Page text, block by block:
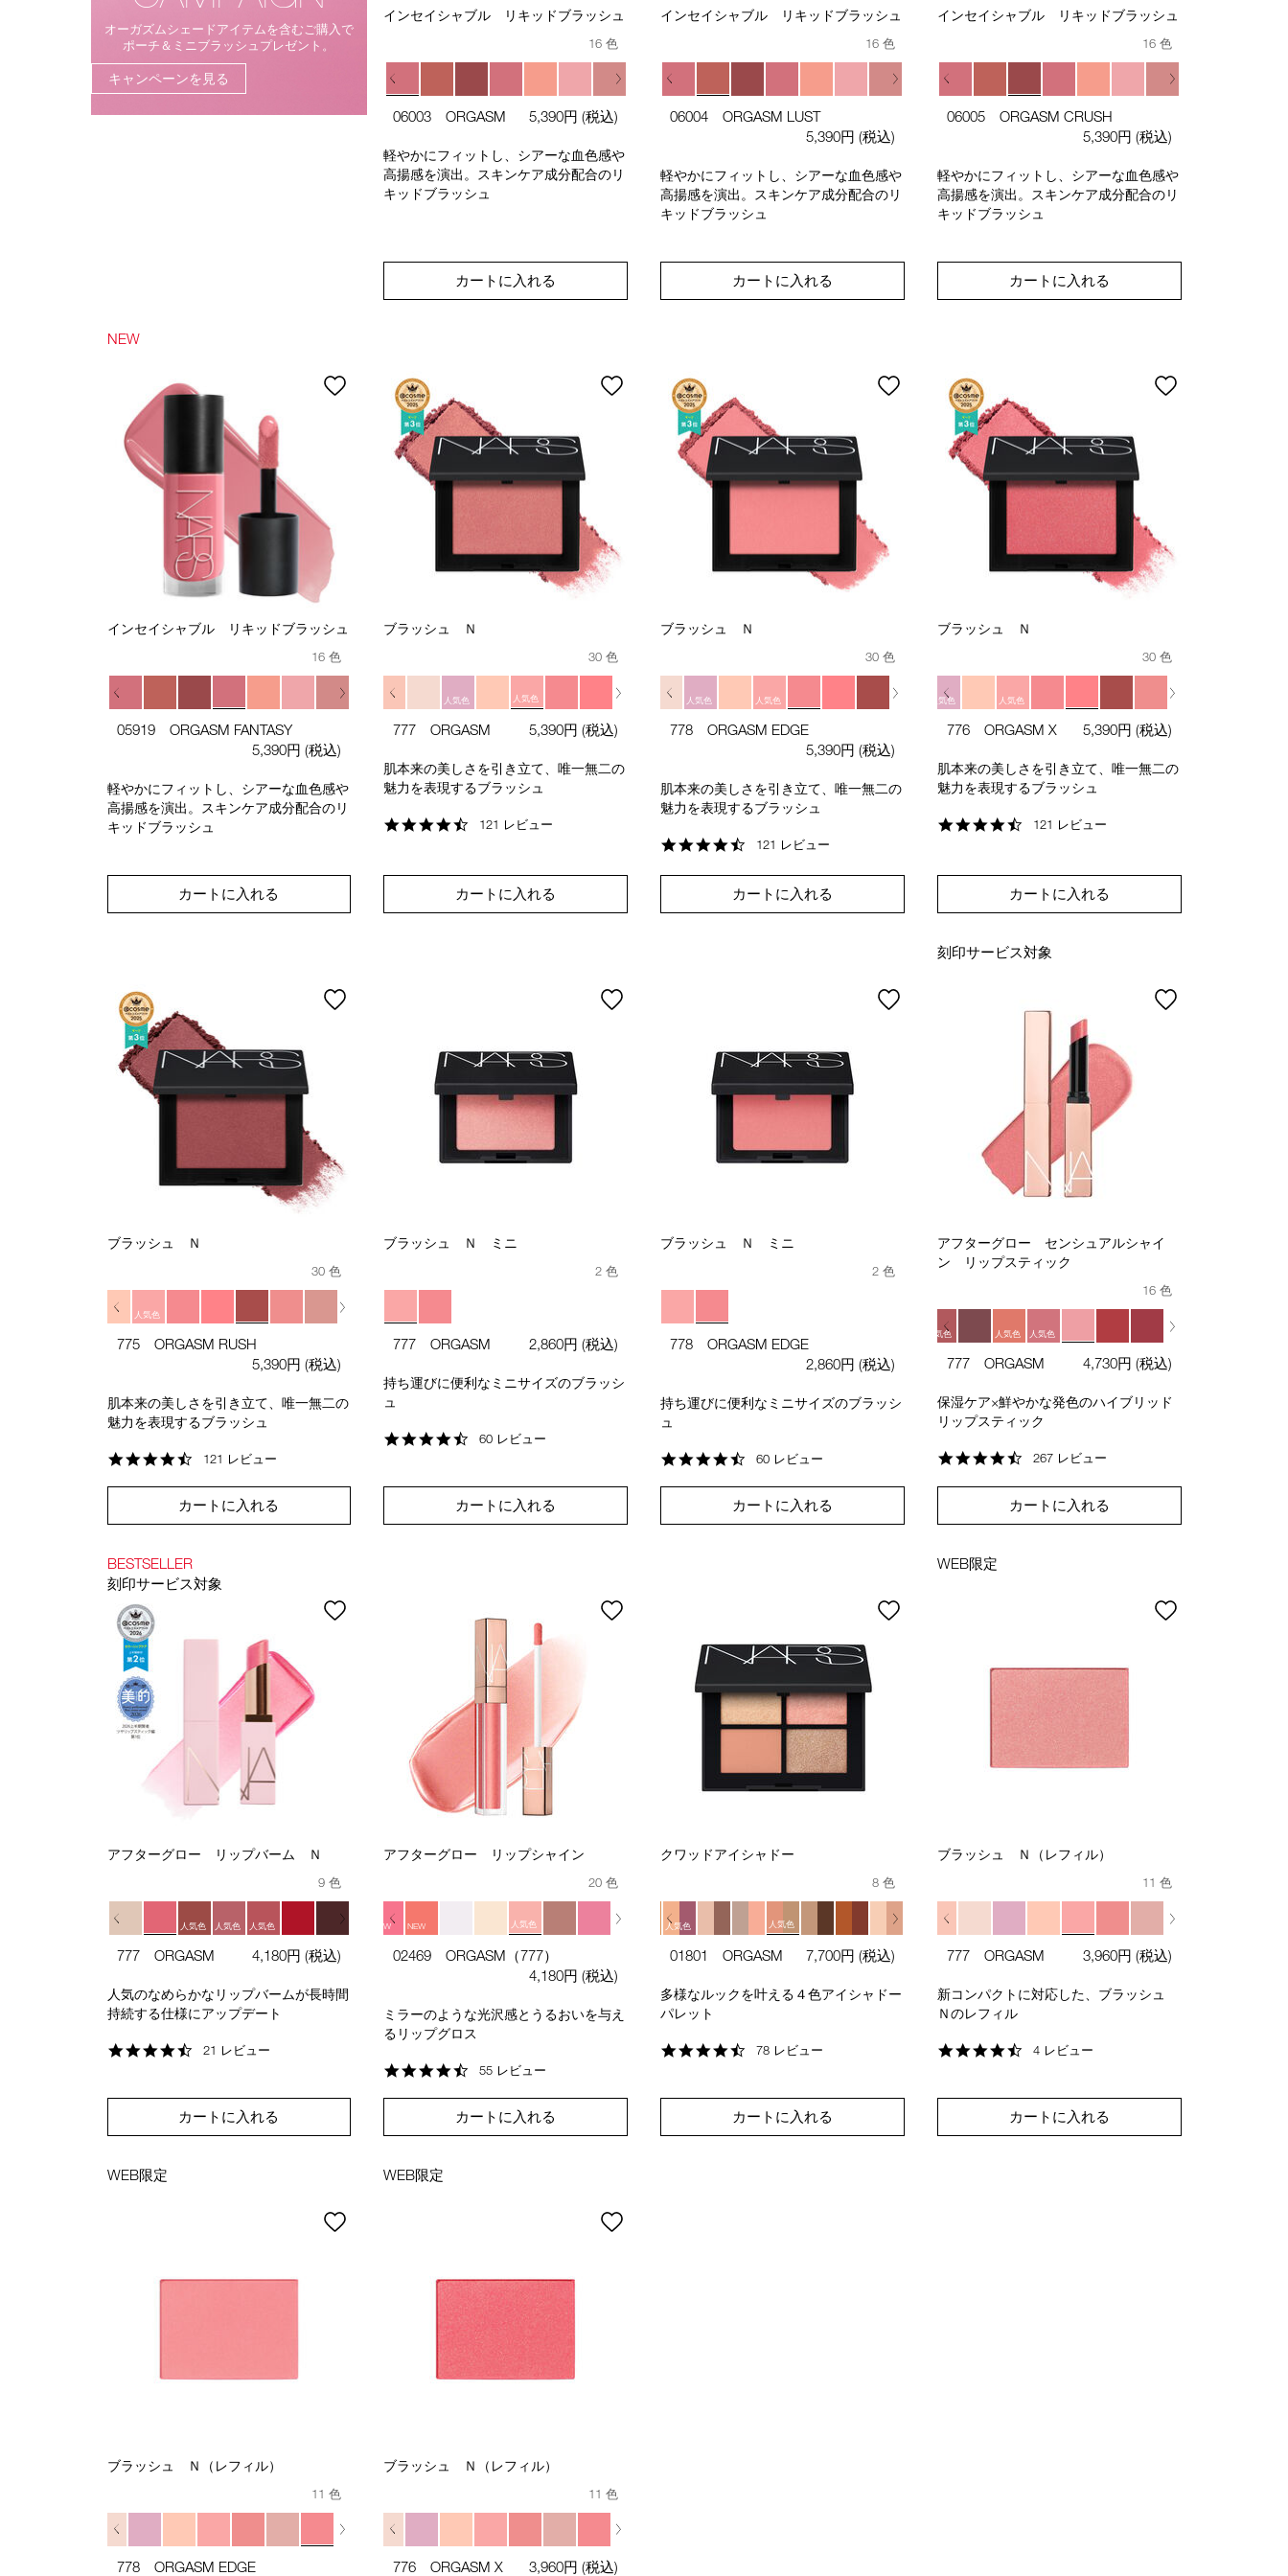
オーガズムシェードアイテムを含むご購入で
ポーチ＆ ミニブラッシュプレゼント。
キャンペーンを見る
インセイシャブル リキッドブラッシュ
16 色
06003 ORGASM 5,390円 (税込)
軽やかにフィットし、シアーな血色感や
高揚感を演出。スキンケア成分配合のリ
キッドブラッシュ
カートに入れる
インセイシャブル リキッドブラッシュ
16 色
06004 ORGASM LUST
5,390円 (税込)
軽やかにフィットし、シアーな血色感や
高揚感を演出。スキンケア成分配合のリ
キッドブラッシュ
カートに入れる
インセイシャブル リキッドブラッシュ
16 色
06005 ORGASM CRUSH
5,390円 (税込)
軽やかにフィットし、シアーな血色感や
高揚感を演出。スキンケア成分配合のリ
キッドブラッシュ
カートに入れる
NEW
インセイシャブル リキッドブラッシュ
16 色
05919 ORGASM FANTASY
5,390円(税込)
軽やかにフィットし、シアーな血色感や
高揚感を演出。スキンケア成分配合のリ
キッドブラッシュ
カートに入れる
ブラッシュ Ｎ
30 色
人気色 人気色 人気色
777 ORGASM 5,390円 (税込)
肌本来の美しさを引き立て、唯一無二の
魅力を表現するブラッシュ
4.7
121 レビュー
カートに入れる
ブラッシュ Ｎ
30 色
人気色 人気色 人気色
778 ORGASM EDGE
5,390円 (税込)
肌本来の美しさを引き立て、唯一無二の
魅力を表現するブラッシュ
4.7
rating
121 レビュー
カートに入れる
ブラッシュ Ｎ
30 色
人気色 人気色
776 ORGASM X 5,390円 (税込)
肌本来の美しさを引き立て、唯一無二の
魅力を表現するブラッシュ
4.7121 レビュー
カートに入れる
ブラッシュ Ｎ
30 色
人気色
775 ORGASM RUSH
5,390円(税込)
肌本来の美しさを引き立て、唯一無二の
魅力を表現するブラッシュ
4.7
rating
121 レビュー
カートに入れる
ブラッシュ Ｎ ミニ
2 色
777 ORGASM 2,860円 (税込)
持ち運びに便利なミニサイズのブラッシ
ュ
4.4
60 レビュー
カートに入れる
ブラッシュ Ｎ ミニ
2 色
778 ORGASM EDGE
2,860円 (税込)
持ち運びに便利なミニサイズのブラッシ
ュ
4.4
rating
60 レビュー
カートに入れる
刻印サービス対象
アフターグロー センシュアルシャイ
ン リップスティック
16 色
人気色 人気色 人気色
777 ORGASM 4,730円 (税込)
保湿ケア×鮮やかな発色のハイブリッド
リップスティック
4.6
rating
267 レビュー
カートに入れる
BESTSELLER
刻印サービス対象
アフターグロー リップバーム Ｎ
9 色
人気色 人気色 人気色
777 ORGASM 4,180円(税込)
人気のなめらかなリップバームが長時間
持続する仕様にアップデート
4.721 レビュー
カートに入れる
アフターグロー リップシャイン
20 色
NEW NEW NEW NEW 人気色
人気色 人気色
02469 ORGASM（777）
4,180円 (税込)
ミラーのような光沢感とうるおいを与え
るリップグロス
4.7
rating
55 レビュー
カートに入れる
クワッドアイシャドー
8 色
人気色 人気色
01801 ORGASM 7,700円 (税込)
多様なルックを叶える４色アイシャドー
パレット
4.6
78 レビュー
カートに入れる
WEB限定
ブラッシュ Ｎ（レフィル）
11 色
777 ORGASM 3,960円 (税込)
新コンパクトに対応した、ブラッシュ
Ｎのレフィル
4.34 レビュー
カートに入れる
WEB限定
ブラッシュ Ｎ（レフィル）
11 色
778 ORGASM EDGE
WEB限定
ブラッシュ Ｎ（レフィル）
11 色
776 ORGASM X 3,960円 (税込)